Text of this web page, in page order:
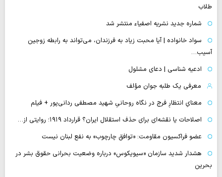
طلاب
شماره جدید نشریه اصفیاء منتشر شد
سواد خانواده | آیا محبت زیاد به فرزندان، می‌تواند به رابطه زوجین
آسیب…
ادعیه شناسی | دعای مشلول
معرفی یک طلبه جوان مؤلف
معنایِ انتظارِ فرج در نگاه روحانیِ شهید مصطفی ردانی‌پور + فیلم
اصلاحات یا نقشه‌ای برای حذف استقلال ایران؟ قرارداد ۱۹۱۹؛ روایتی از…
عضو فراکسیون مقاومت: «توافق چارچوب» به نفع لبنان نیست
هشدار شدید سازمان «سیویکوس» درباره وضعیت بحرانی حقوق بشر در
بحرین